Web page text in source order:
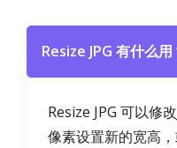
Resize JPG 有什么用
Resize JPG 可以修
像素设置新的宽高